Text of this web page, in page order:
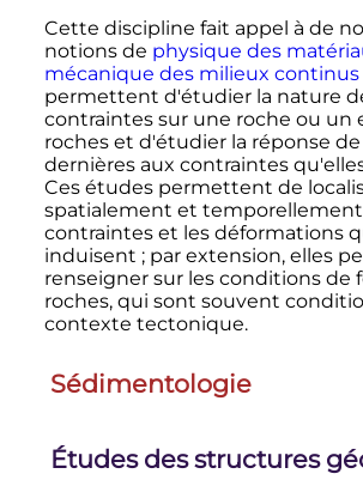
Cette discipline fait appel à de
notions de physique des
mécanique des milieux continus
permettent d'étudier la nature
contraintes sur une roche ou un
roches et d'étudier la réponse de
dernières aux contraintes
Ces études permettent de
spatialement et
contraintes et les déformations
induisent ; par extension, elles
renseigner sur les conditions de
roches, qui sont souvent
contexte tectonique.
Sédimentologie
Études des structures